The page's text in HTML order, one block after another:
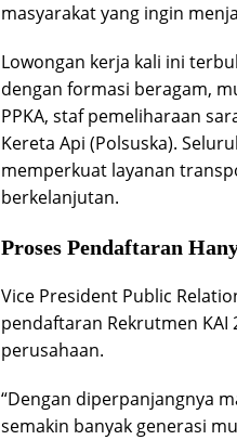
masyarakat yang ingin
Lowongan kerja kali ini
dengan formasi beragam,
PPKA, staf pemeliharaan
Kereta Api (Polsuska).
memperkuat layanan
berkelanjutan.
Proses Pendaftaran
Vice President Public
pendaftaran Rekrutmen
perusahaan.
“Dengan diperpanjangnya
semakin banyak generasi